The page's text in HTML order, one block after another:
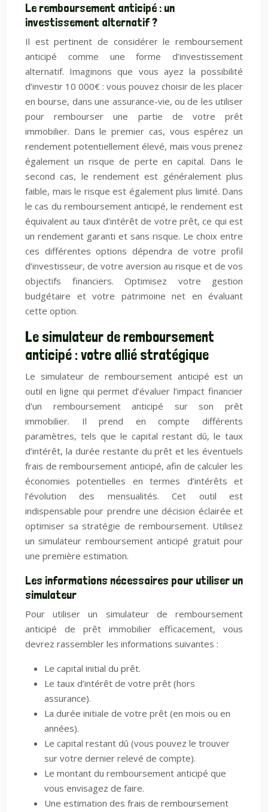
Le remboursement anticipé : un
investissement alternatif ?
Il est pertinent de considérer le remboursement
anticipé comme une forme d’investissement
alternatif. Imaginons que vous ayez la possibilité
d’investir 10 000€ : vous pouvez choisir de les placer
en bourse, dans une assurance-vie, ou de les utiliser
pour rembourser une partie de votre prêt
immobilier. Dans le premier cas, vous espérez un
rendement potentiellement élevé, mais vous prenez
également un risque de perte en capital. Dans le
second cas, le rendement est généralement plus
faible, mais le risque est également plus limité. Dans
le cas du remboursement anticipé, le rendement est
équivalent au taux d’intérêt de votre prêt, ce qui est
un rendement garanti et sans risque. Le choix entre
ces différentes options dépendra de votre profil
d’investisseur, de votre aversion au risque et de vos
objectifs financiers. Optimisez votre gestion
budgétaire et votre patrimoine net en évaluant
cette option.
Le simulateur de remboursement
anticipé : votre allié stratégique
Le simulateur de remboursement anticipé est un
outil en ligne qui permet d’évaluer l’impact financier
d’un remboursement anticipé sur son prêt
immobilier. Il prend en compte différents
paramètres, tels que le capital restant dû, le taux
d’intérêt, la durée restante du prêt et les éventuels
frais de remboursement anticipé, afin de calculer les
économies potentielles en termes d’intérêts et
l’évolution des mensualités. Cet outil est
indispensable pour prendre une décision éclairée et
optimiser sa stratégie de remboursement. Utilisez
un simulateur remboursement anticipé gratuit pour
une première estimation.
Les informations nécessaires pour utiliser un
simulateur
Pour utiliser un simulateur de remboursement
anticipé de prêt immobilier efficacement, vous
devrez rassembler les informations suivantes :
Le capital initial du prêt.
Le taux d’intérêt de votre prêt (hors
assurance).
La durée initiale de votre prêt (en mois ou en
années).
Le capital restant dû (vous pouvez le trouver
sur votre dernier relevé de compte).
Le montant du remboursement anticipé que
vous envisagez de faire.
Une estimation des frais de remboursement